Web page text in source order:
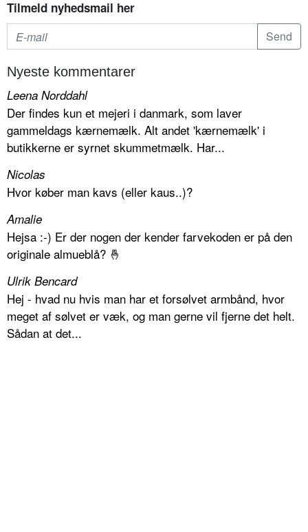
Tilmeld nyhedsmail her
Nyeste kommentarer
Leena Norddahl
Der findes kun et mejeri i danmark, som laver
gammeldags kærnemælk. Alt andet 'kærnemælk' i
butikkerne er syrnet skummetmælk. Har...
Nicolas
Hvor køber man kavs (eller kaus..)?
Amalie
Hejsa :-) Er der nogen der kender farvekoden er på den
originale almueblå? 🤞
Ulrik Bencard
Hej - hvad nu hvis man har et forsølvet armbånd, hvor
meget af sølvet er væk, og man gerne vil fjerne det helt.
Sådan at det...